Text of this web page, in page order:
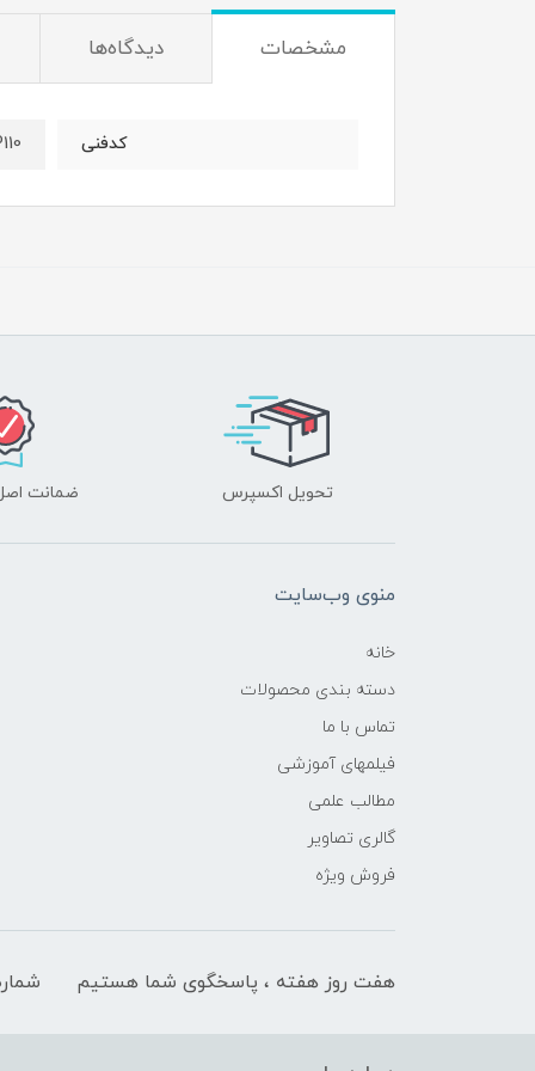
مشخصات دیدگاه‌ها
کدفنی
تحویل اکسپرس ضمانت
منوی وب‌سایت
خانه
دسته بندی محصولات
تماس با ما
فیلمهای آموزشی
مطالب علمی
گالری تصاویر
فروش ویژه
هفت روز هفته ، پاسخگوی شما هستیم